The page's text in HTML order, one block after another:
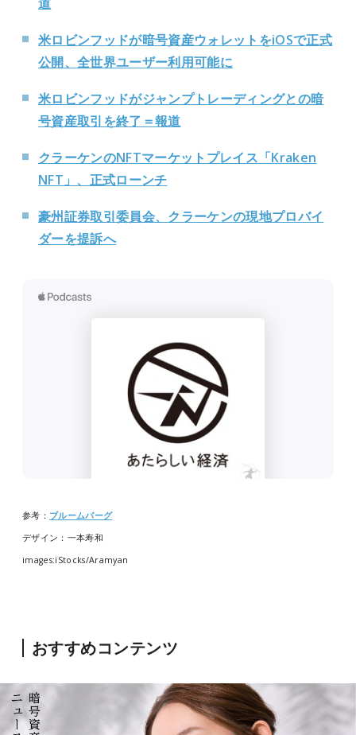
米ロビンフッドが暗号資産ウォレットをiOSで正式
公開、全世界ユーザー利用可能に
米ロビンフッドがジャンプトレーディングとの暗
号資産取引を終了＝報道
クラーケンのNFTマーケットプレイス「Kraken
NFT」、正式ローンチ
豪州証券取引委員会、クラーケンの現地プロバイ
ダーを提訴へ
参考： ブルームバーグ
デザイン：一本寿和
images:iStocks/Aramyan
おすすめコンテンツ